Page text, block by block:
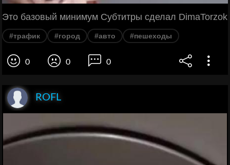
Это базовый минимум Субтитры сделал DimaTorzok
#трафик #город #авто #пешеходы
0 0 0
ROFL